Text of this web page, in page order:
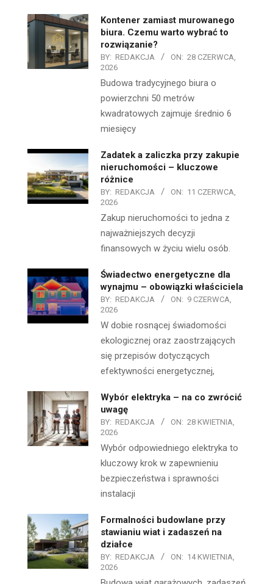
Kontener zamiast murowanego
biura. Czemu warto wybrać to
rozwiązanie?
BY: REDAKCJA ON: 28 CZERWCA,
2026
Budowa tradycyjnego biura o
powierzchni 50 metrów
kwadratowych zajmuje średnio 6
miesięcy
Zadatek a zaliczka przy zakupie
nieruchomości – kluczowe
różnice
BY: REDAKCJA ON: 11 CZERWCA,
2026
Zakup nieruchomości to jedna z
najważniejszych decyzji
finansowych w życiu wielu osób.
Świadectwo energetyczne dla
wynajmu – obowiązki właściciela
BY: REDAKCJA ON: 9 CZERWCA,
2026
W dobie rosnącej świadomości
ekologicznej oraz zaostrzających
się przepisów dotyczących
efektywności energetycznej,
Wybór elektryka – na co zwrócić
uwagę
BY: REDAKCJA ON: 28 KWIETNIA,
2026
Wybór odpowiedniego elektryka to
kluczowy krok w zapewnieniu
bezpieczeństwa i sprawności
instalacji
Formalności budowlane przy
stawianiu wiat i zadaszeń na
działce
BY: REDAKCJA ON: 14 KWIETNIA,
2026